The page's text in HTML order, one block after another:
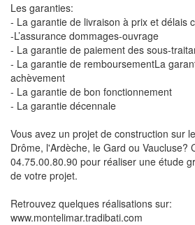
Les garanties:
- La garantie de livraison à prix et délais
-L’assurance dommages-ouvrage
- La garantie de paiement des sous-
- La garantie de remboursementLa
achèvement
- La garantie de bon fonctionnement
- La garantie décennale
Vous avez un projet de construction sur
Drôme, l'Ardèche, le Gard ou Vaucluse?
04.75.00.80.90 pour réaliser une étude
de votre projet.
Retrouvez quelques réalisations sur:
www.montelimar.tradibati.com